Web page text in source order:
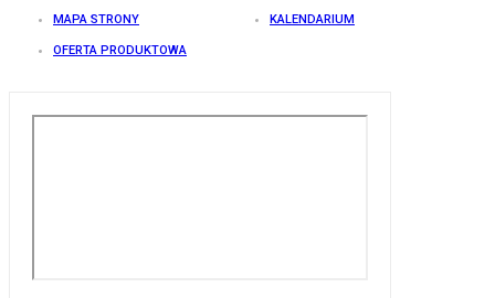
MAPA STRONY KALENDARIUM
OFERTA PRODUKTOWA